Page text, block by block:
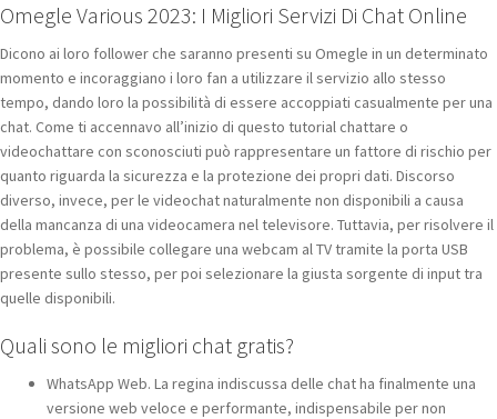
Omegle Various 2023: I Migliori Servizi Di Chat Online
Dicono ai loro follower che saranno presenti su Omegle in un determinato
momento e incoraggiano i loro fan a utilizzare il servizio allo stesso
tempo, dando loro la possibilità di essere accoppiati casualmente per una
chat. Come ti accennavo all’inizio di questo tutorial chattare o
videochattare con sconosciuti può rappresentare un fattore di rischio per
quanto riguarda la sicurezza e la protezione dei propri dati. Discorso
diverso, invece, per le videochat naturalmente non disponibili a causa
della mancanza di una videocamera nel televisore. Tuttavia, per risolvere il
problema, è possibile collegare una webcam al TV tramite la porta USB
presente sullo stesso, per poi selezionare la giusta sorgente di input tra
quelle disponibili.
Quali sono le migliori chat gratis?
WhatsApp Web. La regina indiscussa delle chat ha finalmente una
versione web veloce e performante, indispensabile per non